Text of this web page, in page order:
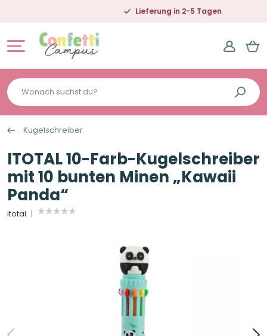
Lieferung in 2-5 Tagen
Wonach
suchst
du?
Kugelschreiber
ITOTAL 10-Farb-Kugelschreiber
mit 10 bunten Minen „Kawaii
Panda“
itotal